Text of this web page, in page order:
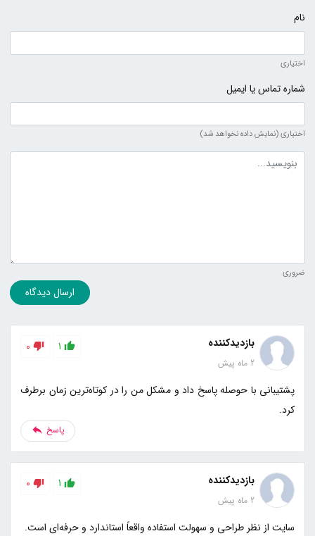
نام
اختیاری
شماره تماس یا ایمیل
اختیاری (نمایش داده نخواهد شد)
متن دیدگاه
ضروری
ارسال دیدگاه
بازدیدکننده
2 ماه پیش
1
0
پشتیبانی با حوصله پاسخ داد و مشکل من را در کوتاه‌ترین زمان برطرف
کرد.
پاسخ
بازدیدکننده
2 ماه پیش
1
0
سایت از نظر طراحی و سهولت استفاده واقعاً استاندارد و حرفه‌ای است.